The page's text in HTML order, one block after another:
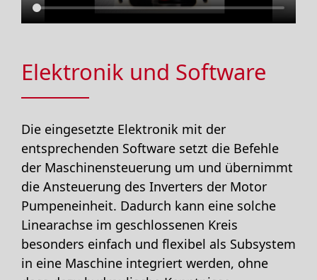
Elektronik und Software
Die eingesetzte Elektronik mit der
entsprechenden Software setzt die Befehle
der Maschinensteuerung um und übernimmt
die Ansteuerung des Inverters der Motor
Pumpeneinheit. Dadurch kann eine solche
Linearachse im geschlossenen Kreis
besonders einfach und flexibel als Subsystem
in eine Maschine integriert werden, ohne